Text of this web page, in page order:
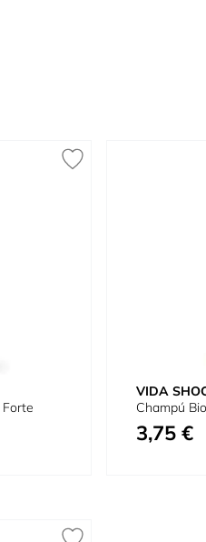
VIDA
Champú
3,75 €